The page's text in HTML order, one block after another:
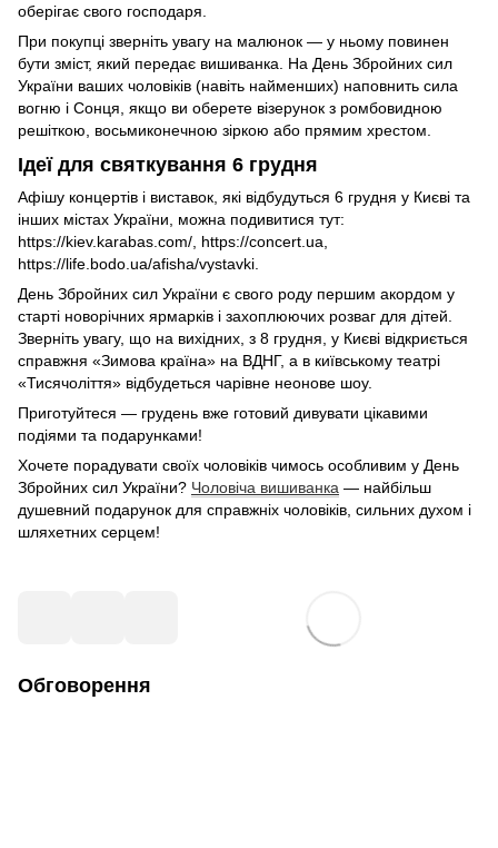
оберігає свого господаря.
При покупці зверніть увагу на малюнок — у ньому повинен
бути зміст, який передає вишиванка. На День Збройних сил
України ваших чоловіків (навіть найменших) наповнить сила
вогню і Сонця, якщо ви оберете візерунок з ромбовидною
решіткою, восьмиконечною зіркою або прямим хрестом.
Ідеї для святкування 6 грудня
Афішу концертів і виставок, які відбудуться 6 грудня у Києві та
інших містах України, можна подивитися тут:
https://kiev.karabas.com/, https://concert.ua,
https://life.bodo.ua/afisha/vystavki.
День Збройних сил України є свого роду першим акордом у
старті новорічних ярмарків і захоплюючих розваг для дітей.
Зверніть увагу, що на вихідних, з 8 грудня, у Києві відкриється
справжня «Зимова країна» на ВДНГ, а в київському театрі
«Тисячоліття» відбудеться чарівне неонове шоу.
Приготуйтеся — грудень вже готовий дивувати цікавими
подіями та подарунками!
Хочете порадувати своїх чоловіків чимось особливим у День
Збройних сил України? Чоловіча вишиванка — найбільш
душевний подарунок для справжніх чоловіків, сильних духом і
шляхетних серцем!
Обговорення